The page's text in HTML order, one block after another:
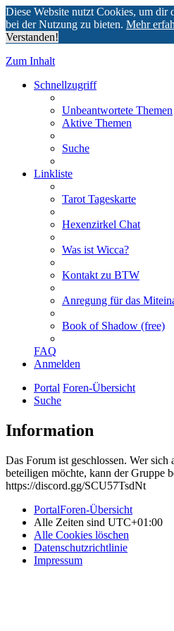
Diese Website nutzt Cookies, um dir
bei der Nutzung zu bieten. Mehr
Verstanden!
Zum Inhalt
Schnellzugriff
Unbeantwortete Themen
Aktive Themen
Suche
Linkliste
Tarot Tageskarte
Hexenzirkel Chat
Was ist Wicca?
Kontakt zu BTW
Anregung für das
Book of Shadow (free)
FAQ
Anmelden
Portal Foren-Übersicht
Suche
Information
Das Forum ist geschlossen. Wer
beteiligen möchte, kann der Gruppe
https://discord.gg/SCU57TsdNt
PortalForen-Übersicht
Alle Zeiten sind UTC+01:00
Alle Cookies löschen
Datenschutzrichtlinie
Impressum